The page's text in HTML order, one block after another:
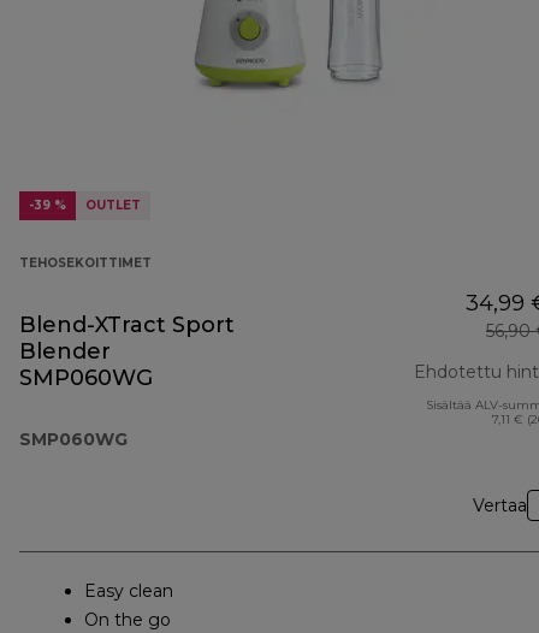
-39 % OUTLET
TEHOSEKOITTIMET
Blend-XTract Sport
Blender
SMP060WG
SMP060WG
34,99
56,90
Ehdotettu
Sisältää ALV-
7,11 €
Vertaa
Easy clean
On the go